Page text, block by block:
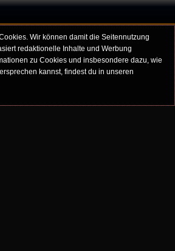
Wir können damit die Seitennutzung
redaktionelle Inhalte und Werbung
zu Cookies und insbesondere dazu, wie
kannst, findest du in unseren